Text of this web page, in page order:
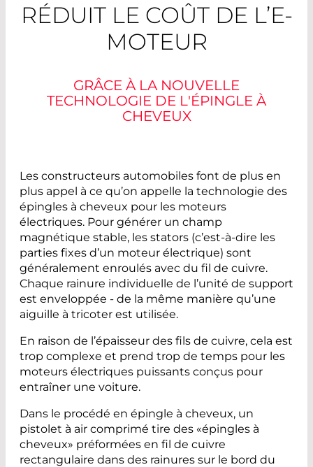
RÉDUIT LE COÛT DE L’E-
MOTEUR
GRÂCE À LA NOUVELLE
TECHNOLOGIE DE L'ÉPINGLE À
CHEVEUX
Les constructeurs automobiles font de plus en
plus appel à ce qu’on appelle la technologie des
épingles à cheveux pour les moteurs
électriques. Pour générer un champ
magnétique stable, les stators (c’est-à-dire les
parties fixes d’un moteur électrique) sont
généralement enroulés avec du fil de cuivre.
Chaque rainure individuelle de l’unité de support
est enveloppée - de la même manière qu’une
aiguille à tricoter est utilisée.
En raison de l’épaisseur des fils de cuivre, cela est
trop complexe et prend trop de temps pour les
moteurs électriques puissants conçus pour
entraîner une voiture.
Dans le procédé en épingle à cheveux, un
pistolet à air comprimé tire des «épingles à
cheveux» préformées en fil de cuivre
rectangulaire dans des rainures sur le bord du